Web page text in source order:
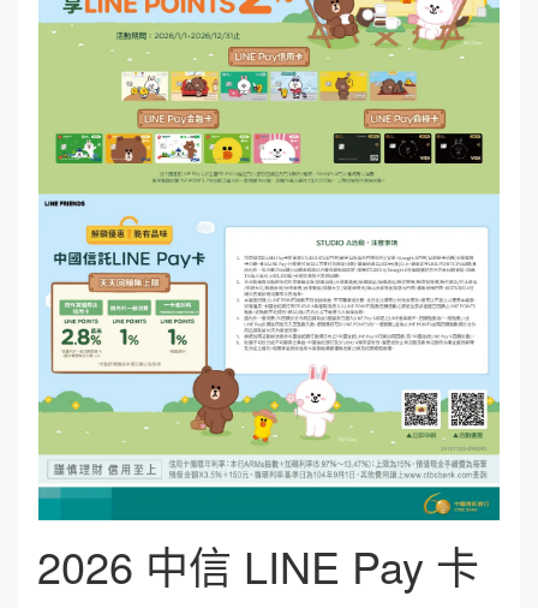
2026 中信 LINE Pay 卡